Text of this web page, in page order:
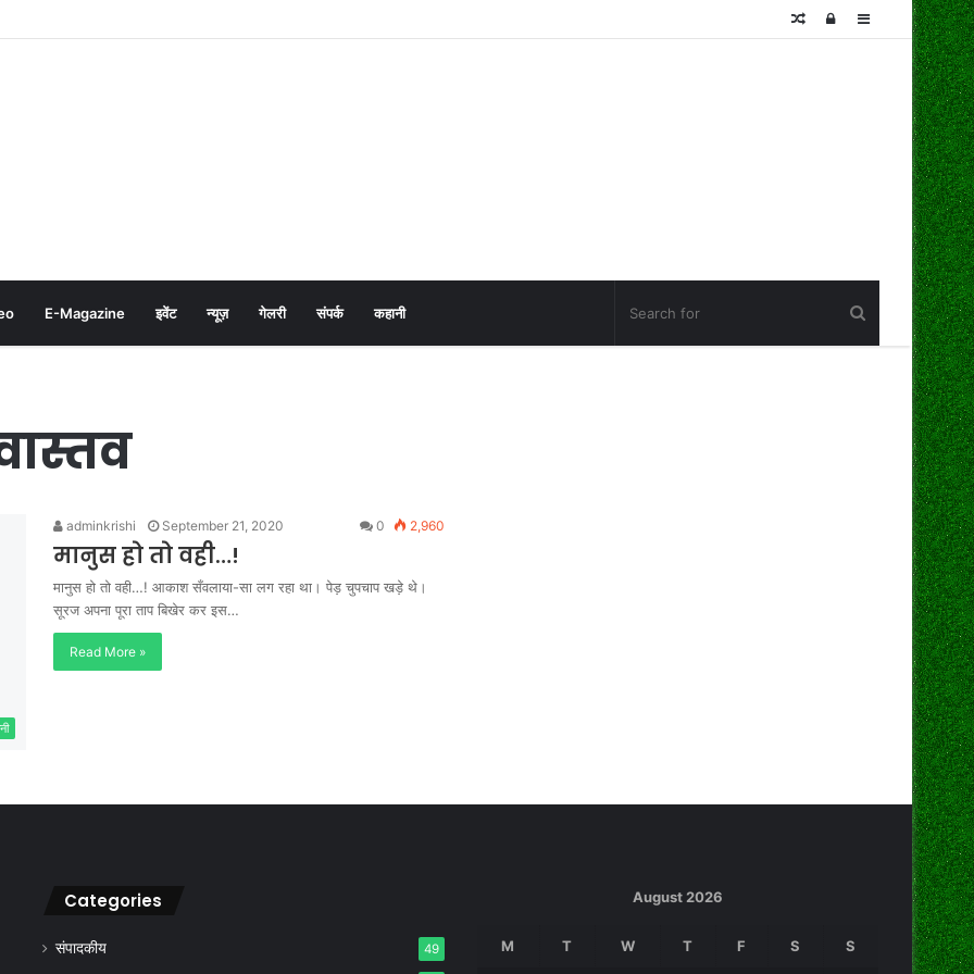
Sidebar
Log
Random
E-Magazine इवेंट न्यूज़ गेलरी संपर्क कहानी
adminkrishi September 21, 2020 0 2,960
मानुस हो तो वही…!
मानुस हो तो वही…! आकाश सँवलाया-सा लग रहा था। पेड़ चुपचाप खड़े थे।
सूरज अपना पूरा ताप बिखेर कर इस…
Read More »
Categories
संपादकीय 49
August 2026
M T W T F S S